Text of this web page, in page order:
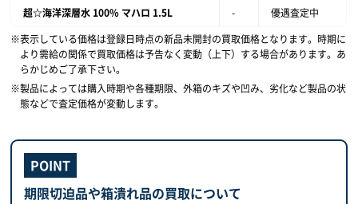
超☆海洋深層水 100% マハロ 1.5L -
優遇査定中
表示している価格は登録日時点の新品未開封の買取価格となります。時期に
より需給の関係で買取価格は予告なく変動（上下）する場合があります。あ
らかじめご了承下さい。
製品によっては購入時期や各種期限、外箱のキズや凹み、劣化など製品の状
態などで査定価格が変動します。
期限切迫品や箱潰れ品の買取について